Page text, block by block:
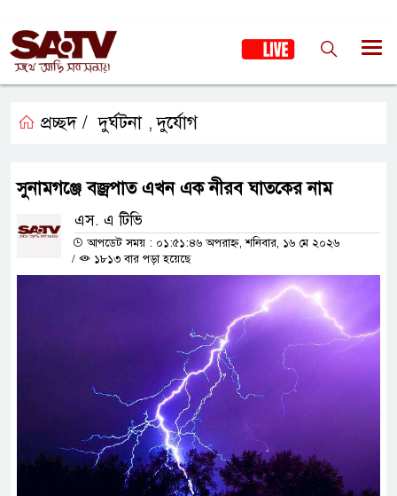
প্রচ্ছদ / দুর্ঘটনা ,দুর্যোগ
সুনামগঞ্জে বজ্রপাত এখন এক নীরব ঘাতকের নাম
এস. এ টিভি
আপডেট সময় : ০১:৫১:৪৬ অপরাহ্ন, শনিবার, ১৬ মে ২০২৬
/
১৮১৩ বার পড়া হয়েছে